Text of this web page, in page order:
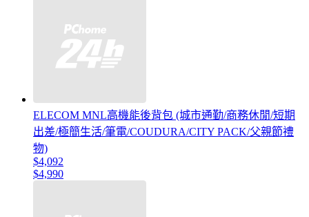
ELECOM MNL高機能後背包 (城市通勤/商務休閒/短期
出差/極簡生活/筆電/COUDURA/CITY PACK/父親節禮
物)
$4,092
$4,990